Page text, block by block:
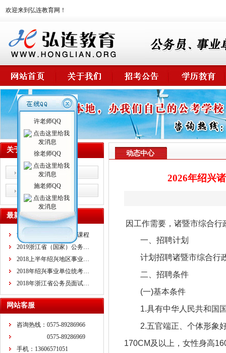
欢迎来到弘连教育网！
关于我们
校情概述
师资力量
最新课程
浙江省公务员面试培训课程
2019浙江省（国家）公务…
2018上半年绍兴地区事业…
2018年绍兴事业单位统考…
2018年浙江省公务员面试…
网站客服
咨询热线：0575-89286966
0575-89286969
手机：13606571051
动态中心
2026年绍兴
因工作需要，诸暨市综合
一、招聘计划
计划招聘诸暨市综合行
二、招聘条件
(一)基本条件
1.具有中华人民共和国
2.五官端正、个体形象
170CM及以上，女性身高
许老师QQ
徐老师QQ
施老师QQ